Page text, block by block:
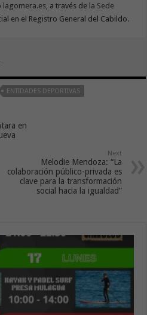
lagomera.es , a través de la Sede
en el Registro General del Cabildo.
ENTIDADES DEPORTIVAS
en
Next
Melodie Mendoza: “La
colaboración público-privada es
clave para la transformación
social hacia la igualdad”